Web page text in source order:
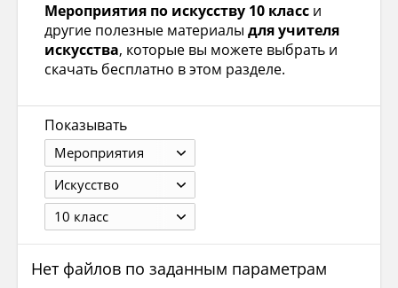
Мероприятия по искуcству 10 класс и
другие полезные материалы для учителя
искусcтва, которые вы можете выбрать и
скачать бесплатно в этом разделе.
Показывать
Мероприятия
Искуcство
10 класс
Нет файлов по заданным параметрам